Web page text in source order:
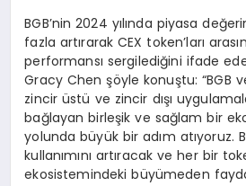
BGB’nin 2024 yılında piyasa
fazla artırarak CEX token’ları
performansı sergilediğini ifade
Gracy Chen şöyle konuştu: “BGB
zincir üstü ve zincir dışı
bağlayan birleşik ve sağlam bir
yolunda büyük bir adım atıyoruz.
kullanımını artıracak ve her bir
ekosistemindeki büyümeden